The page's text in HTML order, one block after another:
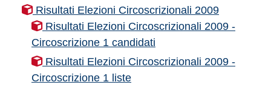
Risultati Elezioni Circoscrizionali 2009
Risultati Elezioni Circoscrizionali 2009 -
Circoscrizione 1 candidati
Risultati Elezioni Circoscrizionali 2009 -
Circoscrizione 1 liste